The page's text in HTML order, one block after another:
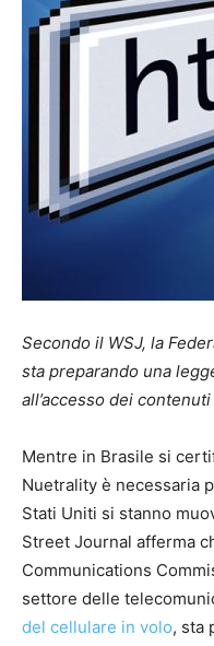
Secondo il WSJ, la
sta preparando una
all’accesso dei
Mentre in Brasile si
Nuetrality è necessaria
Stati Uniti si stanno
Street Journal afferma
Communications
settore delle
del cellulare in volo, sta